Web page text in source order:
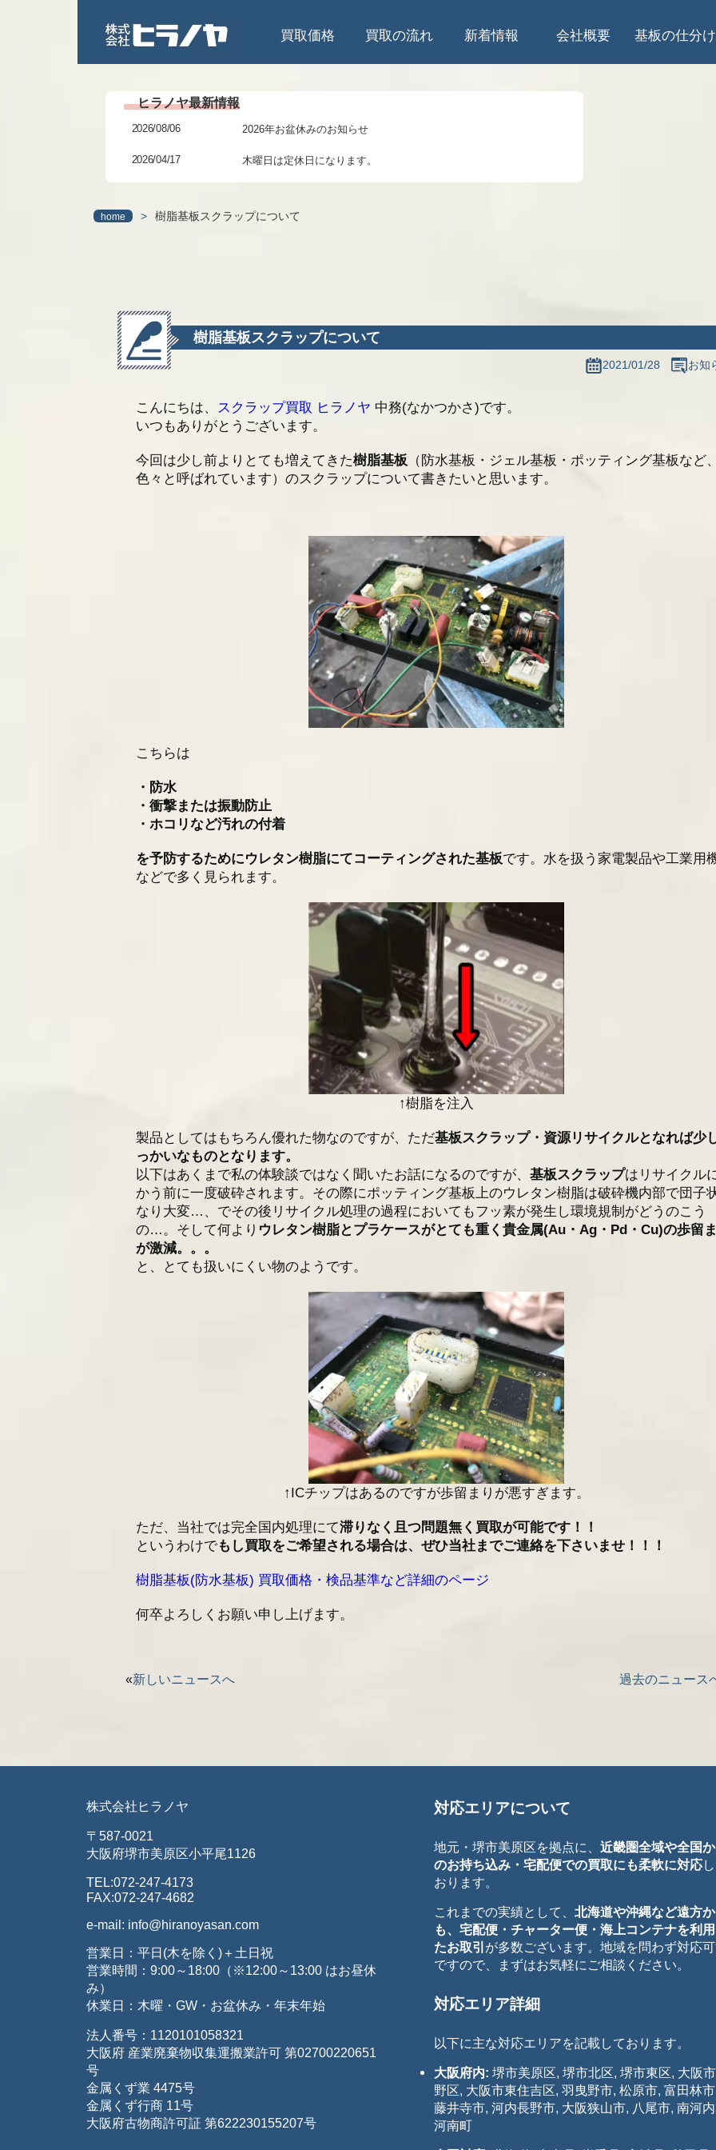
買取価格 買取の流れ 新着情報 会社概要 基板の仕分け
2026/08/06 2026年お盆休みのお知らせ
2026/04/17 木曜日は定休日になります。
2026/01/24 研修に伴う臨時休業のお知らせ
2025/07/31
2025/06/27 7月6日(日)より日祝営業を始めます。
2025/01/07 社員研修による臨時休業のお知らせ
home > 樹脂基板スクラップについて
樹脂基板スクラップについて
2021/01/28 お知
こんにちは、 スクラップ買取 ヒラノヤ 中務(なかつかさ)です。
いつもありがとうございます。
今回は少し前よりとても増えてきた樹脂基板 （防水基板・ジェル基板・ポッティング基板など
色々と呼ばれています）のスクラップについて書きたいと思います。
こちらは
・防水
・衝撃または振動防止
・ホコリなど汚れの付着
を予防するためにウレタン樹脂にてコーティングされた基板です。水を扱う家電製品や工業用
などで多く見られます。
↑樹脂を注入
製品としてはもちろん優れた物なのですが、ただ基板スクラップ・資源リサイクルとなれば少
っかいなものとなります。
以下はあくまで私の体験談ではなく聞いたお話になるのですが、基板スクラップはリサイクル
かう前に一度破砕されます。その際にポッティング基板上のウレタン樹脂は破砕機内部で団子
なり大変…、でその後リサイクル処理の過程においてもフッ素が発生し環境規制がどうのこう
の…。そして何より ウレタン樹脂とプラケースがとても重く貴金属(Au・Ag・Pd・Cu)の歩留
が激減。。。
と、とても扱いにくい物のようです。
↑ICチップはあるのですが歩留まりが悪すぎます。
ただ、当社では完全国内処理にて滞りなく且つ問題無く買取が可能です！！
というわけでもし買取をご希望される場合は、ぜひ当社までご連絡を下さいませ！！！
樹脂基板(防水基板) 買取価格・検品基準など詳細のページ
何卒よろしくお願い申し上げます。
«新しいニュースへ 過去のニュース
株式会社ヒラノヤ
〒587-0021
大阪府堺市美原区小平尾1126
TEL:072-247-4173
FAX:072-247-4682
e-mail: info@hiranoyasan.com
営業日：平日(木を除く)＋土日祝
営業時間：9:00～18:00（※12:00～13:00 はお昼休
み）
休業日：木曜・GW・お盆休み・年末年始
法人番号：1120101058321
大阪府 産業廃棄物収集運搬業許可 第02700220651
号
金属くず業 4475号
金属くず行商 11号
大阪府古物商許可証 第622230155207号
対応エリアについて
地元・堺市美原区を拠点に、 近畿圏全域や全国
のお持ち込み・宅配便での買取にも柔軟に対応
おります。
これまでの実績として、 北海道や沖縄など遠方
も、宅配便・チャーター便・海上コンテナを利
たお取引 が多数ございます。地域を問わず対応
ですので、まずはお気軽にご相談ください。
対応エリア詳細
以下に主な対応エリアを記載しております。
大阪府内: 堺市美原区, 堺市北区, 堺市東区, 大阪
野区, 大阪市東住吉区, 羽曳野市, 松原市, 富田林
藤井寺市, 河内長野市, 大阪狭山市, 八尾市, 南河
河南町